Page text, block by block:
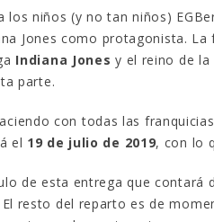
los niños (y no tan niños)
Jones como protagonista.
Indiana Jones y el reino de la
parte.
con todas las
el 19 de julio de 2019, con lo
de esta entrega que contará
resto del reparto es de
Verdad, reto o
con más preguntas
pruebas
2022